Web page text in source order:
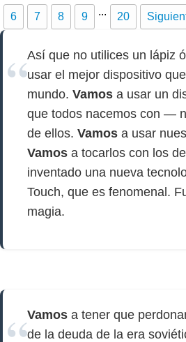
6 7 8 9 ... 20
Así que no utilices un lápiz
usar el mejor dispositivo
mundo. Vamos a usar un
que todos nacemos con —
de ellos. Vamos a usar
Vamos a tocarlos con los
inventado una nueva
Touch, que es fenomenal.
magia.
Vamos a tener que
de la deuda de la era